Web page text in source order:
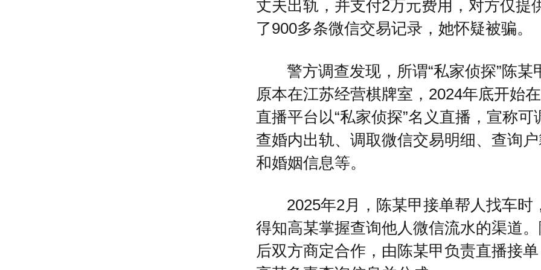
丈夫出轨，并支付2万元费用，对方仅提
了900多条微信交易记录，她怀疑被骗。
警方调查发现，所谓“私家侦探”陈某
原本在江苏经营棋牌室，2024年底开始在
直播平台以“私家侦探”名义直播，宣称可
查婚内出轨、调取微信交易明细、查询
和婚姻信息等。
2025年2月，陈某甲接单帮人找车时
得知高某掌握查询他人微信流水的渠道
后双方商定合作，由陈某甲负责直播接单